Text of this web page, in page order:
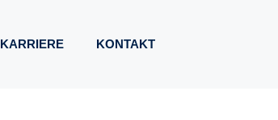
KARRIERE KONTAKT